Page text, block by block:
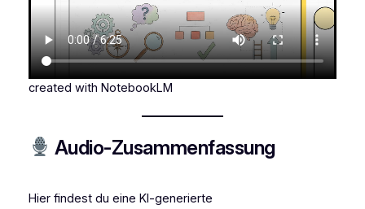
created with NotebookLM
Audio-Zusammenfassung
Hier findest du eine KI‑generierte